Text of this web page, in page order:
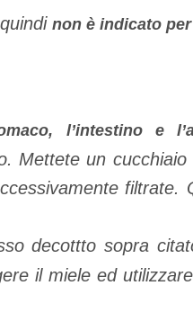
non è indicato
l’intestino e
Mettete un
filtrate.
decottto sopra
il miele ed